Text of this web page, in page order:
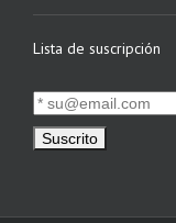
Lista de suscripción